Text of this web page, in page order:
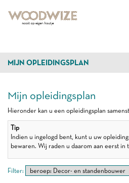
MIJN OPLEIDINGSPLAN
Mijn opleidingsplan
Hieronder kan u een opleidingsplan
Tip
Indien u ingelogd bent, kunt u uw
bewaren. Wij raden u daarom aan eerst in
Filter: